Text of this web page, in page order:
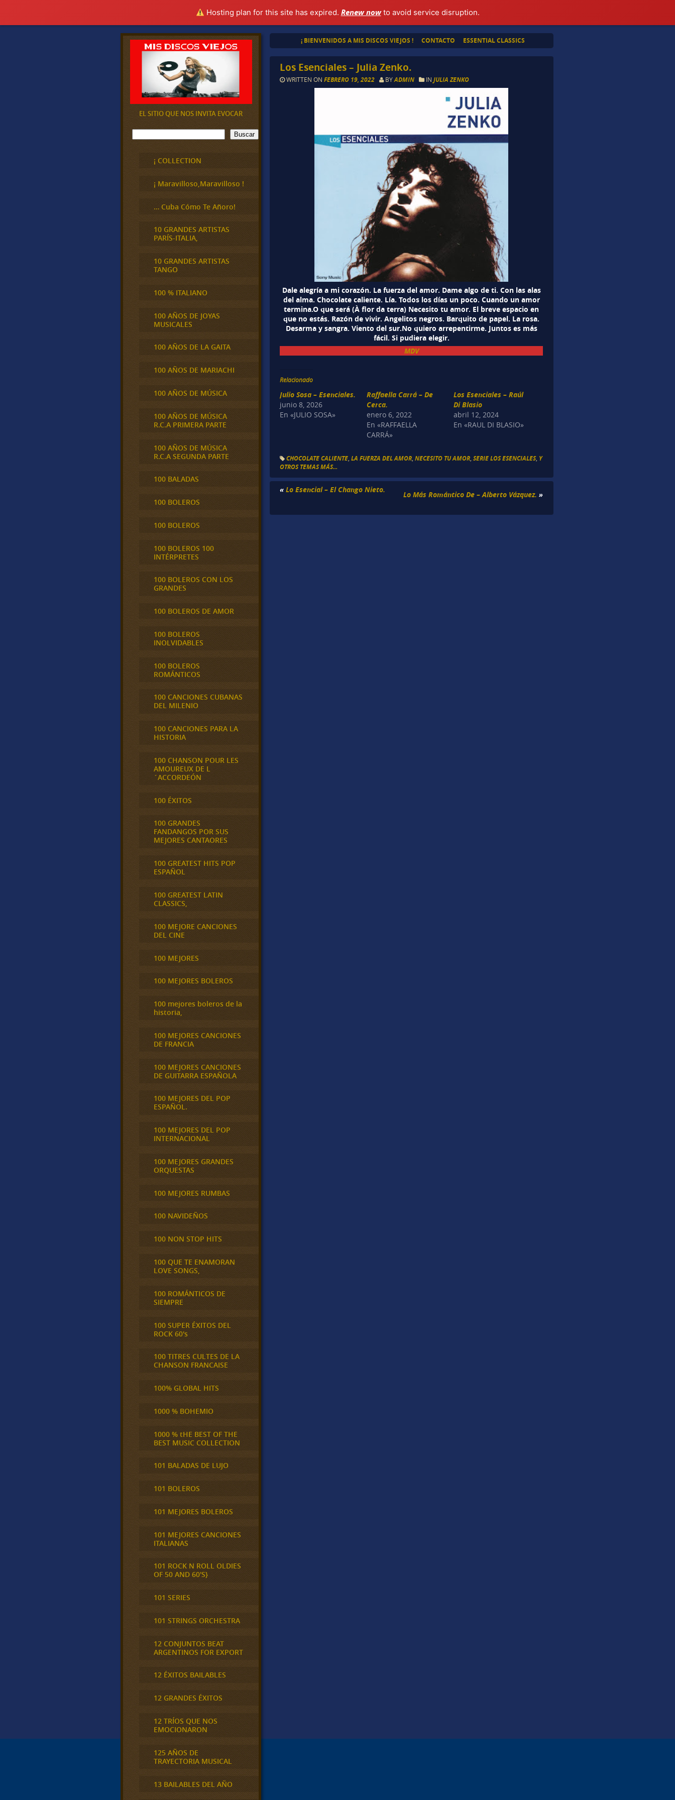
Hosting plan for this site has expired. Renew nowto avoid service disruption.
¡ BIENVENIDOS A MIS DISCOS VIEJOS ! CONTACTO ESSENTIAL CLASSICS
Los Esenciales – Julia Zenko.
WRITTEN ONFEBRERO 19, 2022 BYADMIN INJULIA ZENKO
Dale alegría a mi corazón. La fuerza del amor. Dame algo de ti. Con las alas
del alma. Chocolate caliente. Lía. Todos los días un poco. Cuando un amor
termina.O que será (À flor da terra) Necesito tu amor. El breve espacio en
que no estás. Razón de vivir. Angelitos negros. Barquito de papel. La rosa.
Desarma y sangra. Viento del sur.No quiero arrepentirme. Juntos es más
fácil. Si pudiera elegir.
MDV
Relacionado
Julio Sosa – Esenciales.
junio 8, 2026
En «JULIO SOSA»
Raffaella Carrá – De
Cerca.
enero 6, 2022
En «RAFFAELLA
CARRÁ»
Los Esenciales – Raúl
Di Blasio
abril 12, 2024
En «RAUL DI BLASIO»
CHOCOLATE CALIENTE ,LA FUERZA DEL AMOR ,NECESITO TU AMOR ,SERIE LOS ESENCIALES, Y
OTROS TEMAS MÁS...
«Lo Esencial – El Chango Nieto.
Lo Más Romántico De – Alberto Vázquez. »
EL SITIO QUE NOS INVITA EVOCAR
B
u
Buscar
¡ COLLECTION
¡ Maravilloso,Maravilloso !
… Cuba Cómo Te Añoro!
10 GRANDES ARTISTAS
PARÍS-ITALIA,
10 GRANDES ARTISTAS
TANGO
100 % ITALIANO
100 AÑOS DE JOYAS
MUSICALES
100 AÑOS DE LA GAITA
100 AÑOS DE MARIACHI
100 AÑOS DE MÚSICA
100 AÑOS DE MÚSICA
R.C.A PRIMERA PARTE
100 AÑOS DE MÚSICA
R.C.A SEGUNDA PARTE
100 BALADAS
100 BOLEROS
100 BOLEROS
100 BOLEROS 100
INTÉRPRETES
100 BOLEROS CON LOS
GRANDES
100 BOLEROS DE AMOR
100 BOLEROS
INOLVIDABLES
100 BOLEROS
ROMÁNTICOS
100 CANCIONES CUBANAS
DEL MILENIO
100 CANCIONES PARA LA
HISTORIA
100 CHANSON POUR LES
AMOUREUX DE L
´ACCORDEÓN
100 ÉXITOS
100 GRANDES
FANDANGOS POR SUS
MEJORES CANTAORES
100 GREATEST HITS POP
ESPAÑOL
100 GREATEST LATIN
CLASSICS,
100 MEJORE CANCIONES
DEL CINE
100 MEJORES
100 MEJORES BOLEROS
100 mejores boleros de la
historia,
100 MEJORES CANCIONES
DE FRANCIA
100 MEJORES CANCIONES
DE GUITARRA ESPAÑOLA
100 MEJORES DEL POP
ESPAÑOL.
100 MEJORES DEL POP
INTERNACIONAL
100 MEJORES GRANDES
ORQUESTAS
100 MEJORES RUMBAS
100 NAVIDEÑOS
100 NON STOP HITS
100 QUE TE ENAMORAN
LOVE SONGS,
100 ROMÁNTICOS DE
SIEMPRE
100 SUPER ÉXITOS DEL
ROCK 60's
100 TITRES CULTES DE LA
CHANSON FRANCAISE
100% GLOBAL HITS
1000 % BOHEMIO
1000 % tHE BEST OF THE
BEST MUSIC COLLECTION
101 BALADAS DE LUJO
101 BOLEROS
101 MEJORES BOLEROS
101 MEJORES CANCIONES
ITALIANAS
101 ROCK N ROLL OLDIES
OF 50 AND 60'S}
101 SERIES
101 STRINGS ORCHESTRA
12 CONJUNTOS BEAT
ARGENTINOS FOR EXPORT
12 ÉXITOS BAILABLES
12 GRANDES ÉXITOS
12 TRÍOS QUE NOS
EMOCIONARON
125 AÑOS DE
TRAYECTORIA MUSICAL
13 BAILABLES DEL AÑO